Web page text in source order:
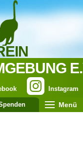
Instagram
Menü